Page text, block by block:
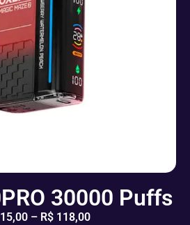
30000 Puffs
– R$ 118,00